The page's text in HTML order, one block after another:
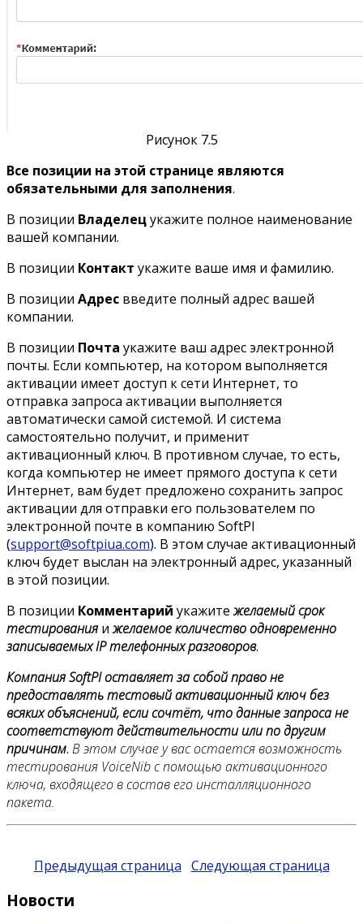
Рисунок 7.5
Все позиции на этой странице являются
обязательными для заполнения.
В позиции Владелецукажите полное наименование
вашей компании.
В позиции Контакт укажите ваше имя и фамилию.
В позиции Адрес введите полный адрес вашей
компании.
В позиции Почта укажите ваш адрес электронной
почты. Если компьютер, на котором выполняется
активации имеет доступ к сети Интернет, то
отправка запроса активации выполняется
автоматически самой системой. И система
самостоятельно получит, и применит
активационный ключ. В противном случае, то есть,
когда компьютер не имеет прямого доступа к сети
Интернет, вам будет предложено сохранить запрос
активации для отправки его пользователем по
электронной почте в компанию SoftPI
(support@softpiua.com). В этом случае активационный
ключ будет выслан на электронный адрес, указанный
в этой позиции.
В позиции Комментарий укажитежелаемый срок
тестирования ижелаемое количество одновременно
записываемых IP телефонных разговоров.
Компания SoftPI оставляет за собой право не
предоставлять тестовый активационный ключ без
всяких объяснений, если сочтёт, что данные запроса не
соответствуют действительности или по другим
причинам. В этом случае у вас остается возможность
тестирования VoiceNib с помощью активационного
ключа, входящего в состав его инсталляционного
пакета.
Предыдущая страница Следующая страница
Новости